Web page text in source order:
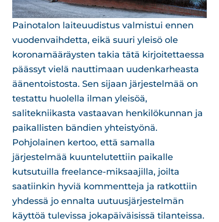
Painotalon laiteuudistus valmistui ennen
vuodenvaihdetta, eikä suuri yleisö ole
koronamääräysten takia tätä kirjoitettaessa
päässyt vielä nauttimaan uudenkarheasta
äänentoistosta. Sen sijaan järjestelmää on
testattu huolella ilman yleisöä,
salitekniikasta vastaavan henkilökunnan ja
paikallisten bändien yhteistyönä.
Pohjolainen kertoo, että samalla
järjestelmää kuuntelutettiin paikalle
kutsutuilla freelance-miksaajilla, joilta
saatiinkin hyviä kommentteja ja ratkottiin
yhdessä jo ennalta uutuusjärjestelmän
käyttöä tulevissa jokapäiväisissä tilanteissa.